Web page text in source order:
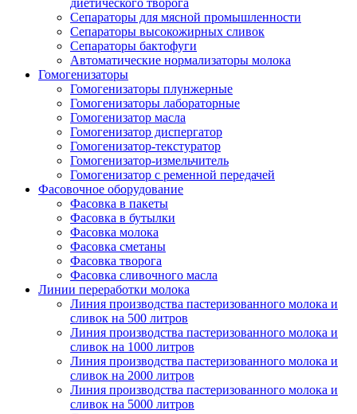
Сепараторы для мясной промышленности
Сепараторы высокожирных сливок
Сепараторы бактофуги
Автоматические нормализаторы молока
Гомогенизаторы
Гомогенизаторы плунжерные
Гомогенизаторы лабораторные
Гомогенизатор масла
Гомогенизатор диспергатор
Гомогенизатор-текстуратор
Гомогенизатор-измельчитель
Гомогенизатор с ременной передачей
Фасовочное оборудование
Фасовка в пакеты
Фасовка в бутылки
Фасовка молока
Фасовка сметаны
Фасовка творога
Фасовка сливочного масла
Линии переработки молока
Линия производства пастеризованного молока и
сливок на 500 литров
Линия производства пастеризованного молока и
сливок на 1000 литров
Линия производства пастеризованного молока и
сливок на 2000 литров
Линия производства пастеризованного молока и
сливок на 5000 литров